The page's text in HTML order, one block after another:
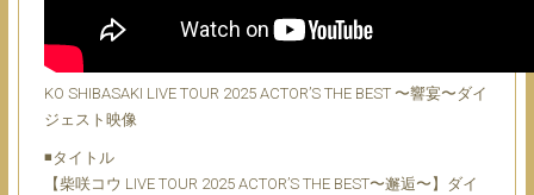
KO SHIBASAKI LIVE TOUR 2025 ACTOR’S THE BEST 〜響宴〜ダイ
ジェスト映像
◾️タイトル
【柴咲コウ LIVE TOUR 2025 ACTOR’S THE BEST〜邂逅〜】ダイ